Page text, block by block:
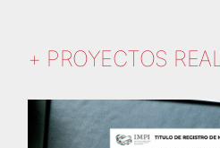
+ PROYECTOS